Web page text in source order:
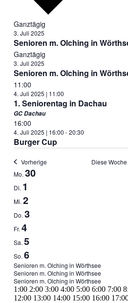
Ganztägig
3. Juli 2025
Senioren m. Olching in
Ganztägig
3. Juli 2025
Senioren m. Olching in
11:00
4. Juli 2025 | 11:00
1. Seniorentag in Dachau
GC Dachau
16:00
4. Juli 2025 | 16:00 -20:30
Burger Cup
Vorherige Diese Woche
Woche
von
Veranstaltungen
Mo. 30
Di. 1
Mi. 2
Do. 3
Fr. 4
Sa. 5
So. 6
3.
Juli
2025
Senioren m. Olching in Wörthsee
Senioren m. Olching in Wörthsee
3.
Juli
2025
Senioren m. Olching in Wörthsee
0:00
1:00 2:00 3:00 4:00 5:00 6:00 7:00
12:00 13:00 14:00 15:00 16:00